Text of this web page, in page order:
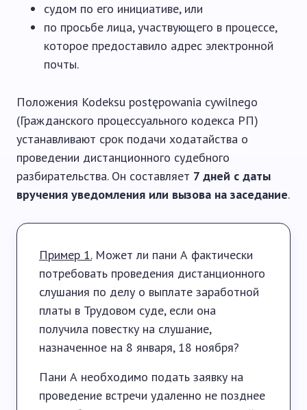
судом по его инициативе, или
по просьбе лица, участвующего в процессе,
которое предоставило адрес электронной
почты.
Положения Kodeksu postępowania cywilnego
(Гражданского процессуального кодекса РП)
устанавливают срок подачи ходатайства о
проведении дистанционного судебного
разбирательства. Он составляет 7 дней с даты
вручения уведомления или вызова на заседание.
Пример 1.Может ли пани А фактически
потребовать проведения дистанционного
слушания по делу о выплате заработной
платы в Трудовом суде, если она
получила повестку на слушание,
назначенное на 8 января, 18 ноября?
Пани А необходимо подать заявку на
проведение встречи удаленно не позднее